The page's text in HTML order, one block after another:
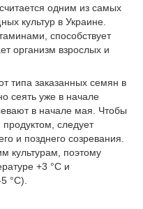
одним из самых
культур в Украине.
способствует
организм взрослых и
типа заказанных семян в
сеять уже в начале
в начале мая. Чтобы
следует
и позднего созревания.
культурам, поэтому
+3 °С и
°С).